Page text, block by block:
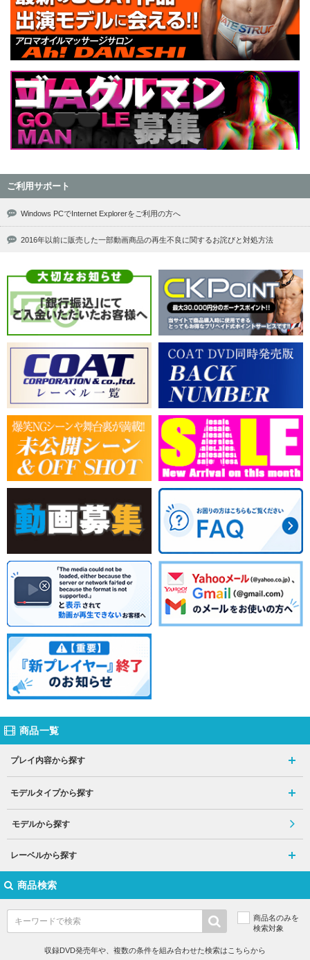
ご利用サポート
Windows PCでInternet Explorerをご利用の方へ
2016年以前に販売した一部動画商品の再生不良に関するお詫びと対処方法
商品一覧
プレイ内容から探す
モデルタイプから探す
モデルから探す
レーベルから探す
商品検索
商品名のみを
検索対象
収録DVD発売年や、複数の条件を組み合わせた検索はこちらから